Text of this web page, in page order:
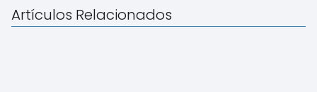
Artículos Relacionados